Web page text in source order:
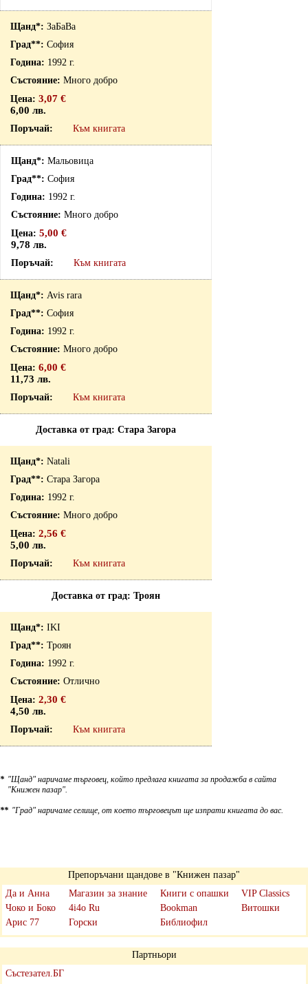
ЗаБаВа
София
1992 г.
Много добро
3,07 €
6,00 лв.
Към книгата
Мальовица
София
1992 г.
Много добро
5,00 €
9,78 лв.
Към книгата
Avis rara
София
1992 г.
Много добро
6,00 €
11,73 лв.
Към книгата
Доставка от град: Стара Загора
Natali
Стара Загора
1992 г.
Много добро
2,56 €
5,00 лв.
Към книгата
Доставка от град: Троян
IKI
Троян
1992 г.
Отлично
2,30 €
4,50 лв.
Към книгата
* "Щанд" наричаме търговец, който предлага книгата за продажба в сайта
"Книжен пазар".
** "Град" наричаме селище, от което търговецът ще изпрати книгата до вас.
Препоръчани щандове в "Книжен пазар"
Да и Анна
Чоко и Боко
Арис 77
Магазин за знание
4i4o Ru
Горски
Книги с опашки
Bookman
Библиофил
VIP Classics
Витошки
Партньори
Състезател.БГ